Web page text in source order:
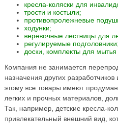
кресла-коляски для
трости и костыли;
противопролежневые
ходунки;
веревочные лестницы для
регулируемые подголовники;
доски, комплекты для мытья
Компания не занимается
назначения других
этому все товары имеют
легких и прочных материалов,
Так, например, детские кресла-
привлекательный внешний вид,